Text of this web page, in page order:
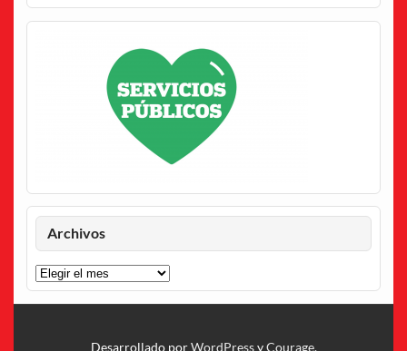
Archivos
Archivos
Desarrollado porWordPressyCourage.